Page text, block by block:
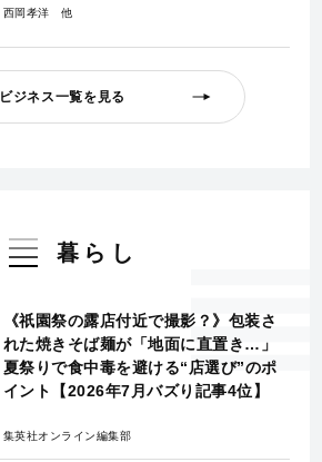
西岡孝洋
ビジネス一覧を見る
暮らし
《祇園祭の露店付近で撮影？》包装さ
れた焼きそば麺が「地面に直置き…」
夏祭りで食中毒を避ける“店選び”のポ
イント【2026年7月バズり記事4位】
集英社オンライン編集部